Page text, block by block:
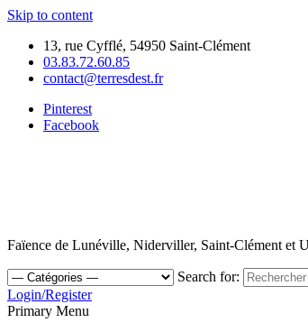
Skip to content
13, rue Cyfflé, 54950 Saint-Clément
03.83.72.60.85
contact@terresdest.fr
Pinterest
Facebook
Faïence de Lunéville, Niderviller, Saint-Clément et
Search for:
Login/Register
Primary Menu